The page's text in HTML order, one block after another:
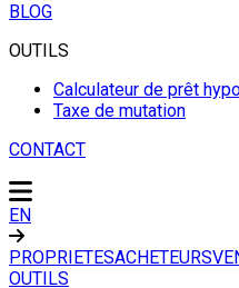
BLOG
OUTILS
Calculateur de prêt
Taxe de mutation
CONTACT
EN
PROPRIETESACHETEURS
OUTILS